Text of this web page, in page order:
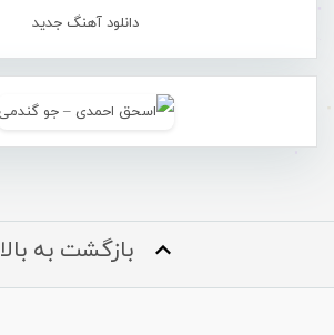
دانلود آهنگ جدید
بازگشت به بالا